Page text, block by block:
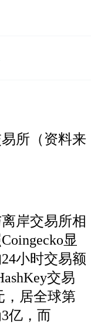
所（资料来
岸交易所相
显
小时交易额
交易
，居全球第
亿，而